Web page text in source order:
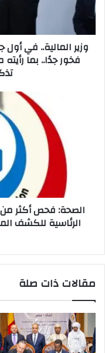
وزير المالية.. في
فخور جدًا.. بما
الرئاسية للكشف
مقالات ذات صلة